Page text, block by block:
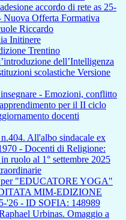
accordo di rete as 25-
Nuova Offerta Formativa
Riccardo
Initinere
Trentino
dell’Intelligenza
scolastiche Versione
- Emozioni, conflitto
per il II ciclo
docenti
All'albo sindacale ex
- Docenti di Religione:
ruolo al 1° settembre 2025
"EDUCATORE YOGA"
MIM-EDIZIONE
'26 - ID SOFIA: 148989
Urbinas. Omaggio a